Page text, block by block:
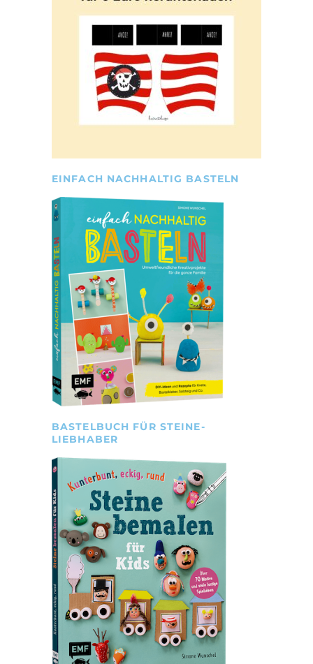
EINFACH NACHHALTIG BASTELN
BASTELBUCH FÜR STEINE-
LIEBHABER